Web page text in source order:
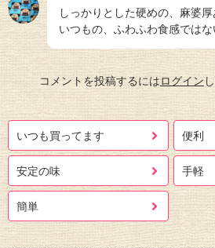
しっかりとした硬めの、麻婆厚
いつもの、ふわふわ食感ではな
コメントを投稿するにはログイン
いつも買ってます 便利
安定の味 手軽
簡単